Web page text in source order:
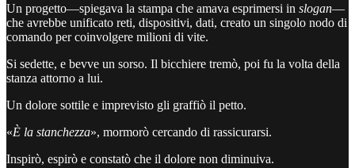
Un progetto—spiegava la stampa che amava esprimersi in slogan—
che avrebbe unificato reti, dispositivi, dati, creato un singolo nodo di
comando per coinvolgere milioni di vite.
Si sedette, e bevve un sorso. Il bicchiere tremò, poi fu la volta della
stanza attorno a lui.
Un dolore sottile e imprevisto gli graffiò il petto.
«È la stanchezza», mormorò cercando di rassicurarsi.
Inspirò, espirò e constatò che il dolore non diminuiva.